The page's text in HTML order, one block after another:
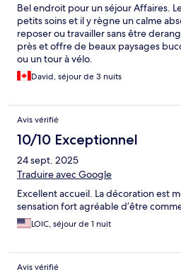
Bel endroit pour un séjour Affaires.
petits soins et il y règne un calme
reposer ou travailler sans être
près et offre de beaux paysages
ou un tour à vélo.
David, séjour de 3 nuits
Avis vérifié
10/10 Exceptionnel
24 sept. 2025
Traduire avec Google
Excellent accueil. La décoration est
sensation fort agréable d’être
LOIC, séjour de 1 nuit
Avis vérifié